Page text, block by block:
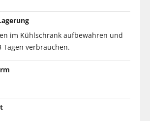
im Kühlschrank aufbewahren und
Tagen verbrauchen.